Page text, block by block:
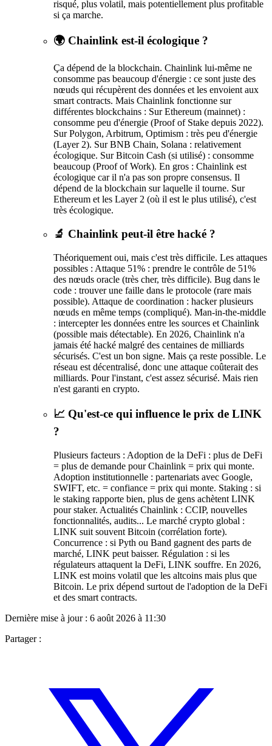
risqué, plus volatil, mais potentiellement plus profitable
si ça marche.
🌍 Chainlink est-il écologique ?
Ça dépend de la blockchain. Chainlink lui-même ne
consomme pas beaucoup d'énergie : ce sont juste des
nœuds qui récupèrent des données et les envoient aux
smart contracts. Mais Chainlink fonctionne sur
différentes blockchains : Sur Ethereum (mainnet) :
consomme peu d'énergie (Proof of Stake depuis 2022).
Sur Polygon, Arbitrum, Optimism : très peu d'énergie
(Layer 2). Sur BNB Chain, Solana : relativement
écologique. Sur Bitcoin Cash (si utilisé) : consomme
beaucoup (Proof of Work). En gros : Chainlink est
écologique car il n'a pas son propre consensus. Il
dépend de la blockchain sur laquelle il tourne. Sur
Ethereum et les Layer 2 (où il est le plus utilisé), c'est
très écologique.
🔬 Chainlink peut-il être hacké ?
Théoriquement oui, mais c'est très difficile. Les attaques
possibles : Attaque 51% : prendre le contrôle de 51%
des nœuds oracle (très cher, très difficile). Bug dans le
code : trouver une faille dans le protocole (rare mais
possible). Attaque de coordination : hacker plusieurs
nœuds en même temps (compliqué). Man-in-the-middle
: intercepter les données entre les sources et Chainlink
(possible mais détectable). En 2026, Chainlink n'a
jamais été hacké malgré des centaines de milliards
sécurisés. C'est un bon signe. Mais ça reste possible. Le
réseau est décentralisé, donc une attaque coûterait des
milliards. Pour l'instant, c'est assez sécurisé. Mais rien
n'est garanti en crypto.
📈 Qu'est-ce qui influence le prix de LINK
?
Plusieurs facteurs : Adoption de la DeFi : plus de DeFi
= plus de demande pour Chainlink = prix qui monte.
Adoption institutionnelle : partenariats avec Google,
SWIFT, etc. = confiance = prix qui monte. Staking : si
le staking rapporte bien, plus de gens achètent LINK
pour staker. Actualités Chainlink : CCIP, nouvelles
fonctionnalités, audits... Le marché crypto global :
LINK suit souvent Bitcoin (corrélation forte).
Concurrence : si Pyth ou Band gagnent des parts de
marché, LINK peut baisser. Régulation : si les
régulateurs attaquent la DeFi, LINK souffre. En 2026,
LINK est moins volatil que les altcoins mais plus que
Bitcoin. Le prix dépend surtout de l'adoption de la DeFi
et des smart contracts.
Dernière mise à jour : 6 août 2026 à 11:30
Partager :